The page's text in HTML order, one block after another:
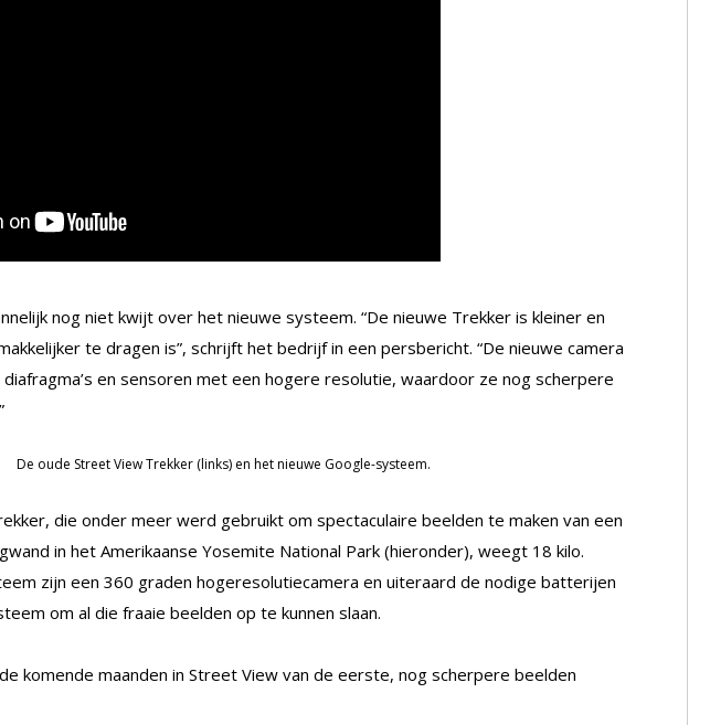
nog niet kwijt over het nieuwe systeem. “De nieuwe Trekker is kleiner en
te dragen is”, schrijft het bedrijf in een persbericht. “De nieuwe camera
en sensoren met een hogere resolutie, waardoor ze nog scherpere
De oude Street View Trekker (links) en het nieuwe Google-systeem.
die onder meer werd gebruikt om spectaculaire beelden te maken van een
in het Amerikaanse Yosemite National Park (hieronder), weegt 18 kilo.
zijn een 360 graden hogeresolutiecamera en uiteraard de nodige batterijen
om al die fraaie beelden op te kunnen slaan.
komende maanden in Street View van de eerste, nog scherpere beelden